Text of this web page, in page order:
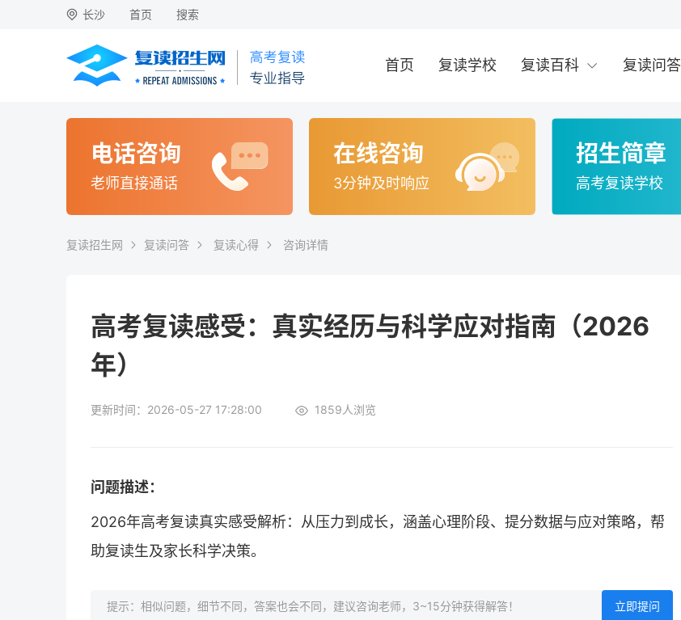
长沙 首页 搜索
首页 复读学校 复读百科 复读问答
电话咨询
老师直接通话
在线咨询
3分钟及时响应
招生简章
高考复读学校
复读招生网 复读问答 复读心得 咨询详情
高考复读感受：真实经历与科学应对指南（2026
年）
更新时间：2026-05-27 17:28:00 1859 人浏览
问题描述：
2026年高考复读真实感受解析：从压力到成长，涵盖心理阶段、提分数据与应对策略，帮
助复读生及家长科学决策。
提示：相似问题，细节不同，答案也会不同，建议咨询老师，3~15分钟获得解答！ 立即提问